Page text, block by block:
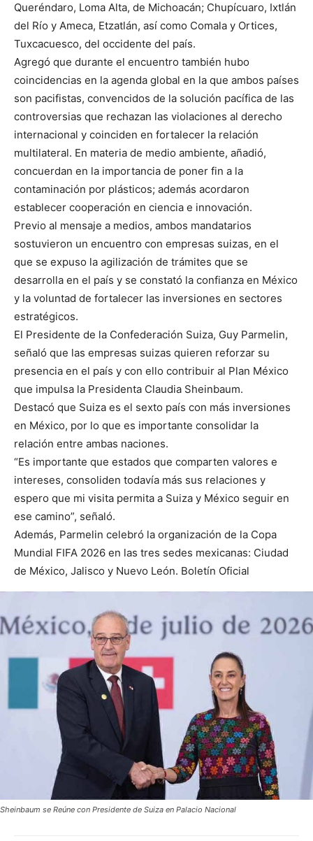
Queréndaro, Loma Alta, de Michoacán; Chupícuaro, Ixtlán
del Río y Ameca, Etzatlán, así como Comala y Ortices,
Tuxcacuesco, del occidente del país.
Agregó que durante el encuentro también hubo
coincidencias en la agenda global en la que ambos países
son pacifistas, convencidos de la solución pacífica de las
controversias que rechazan las violaciones al derecho
internacional y coinciden en fortalecer la relación
multilateral. En materia de medio ambiente, añadió,
concuerdan en la importancia de poner fin a la
contaminación por plásticos; además acordaron
establecer cooperación en ciencia e innovación.
Previo al mensaje a medios, ambos mandatarios
sostuvieron un encuentro con empresas suizas, en el
que se expuso la agilización de trámites que se
desarrolla en el país y se constató la confianza en México
y la voluntad de fortalecer las inversiones en sectores
estratégicos.
El Presidente de la Confederación Suiza, Guy Parmelin,
señaló que las empresas suizas quieren reforzar su
presencia en el país y con ello contribuir al Plan México
que impulsa la Presidenta Claudia Sheinbaum.
Destacó que Suiza es el sexto país con más inversiones
en México, por lo que es importante consolidar la
relación entre ambas naciones.
“Es importante que estados que comparten valores e
intereses, consoliden todavía más sus relaciones y
espero que mi visita permita a Suiza y México seguir en
ese camino”, señaló.
Además, Parmelin celebró la organización de la Copa
Mundial FIFA 2026 en las tres sedes mexicanas: Ciudad
de México, Jalisco y Nuevo León. Boletín Oficial
Sheinbaum se Reúne con Presidente de Suiza en Palacio Nacional